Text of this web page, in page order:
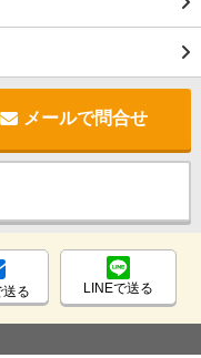
メールで問合せ
送る LINEで送る